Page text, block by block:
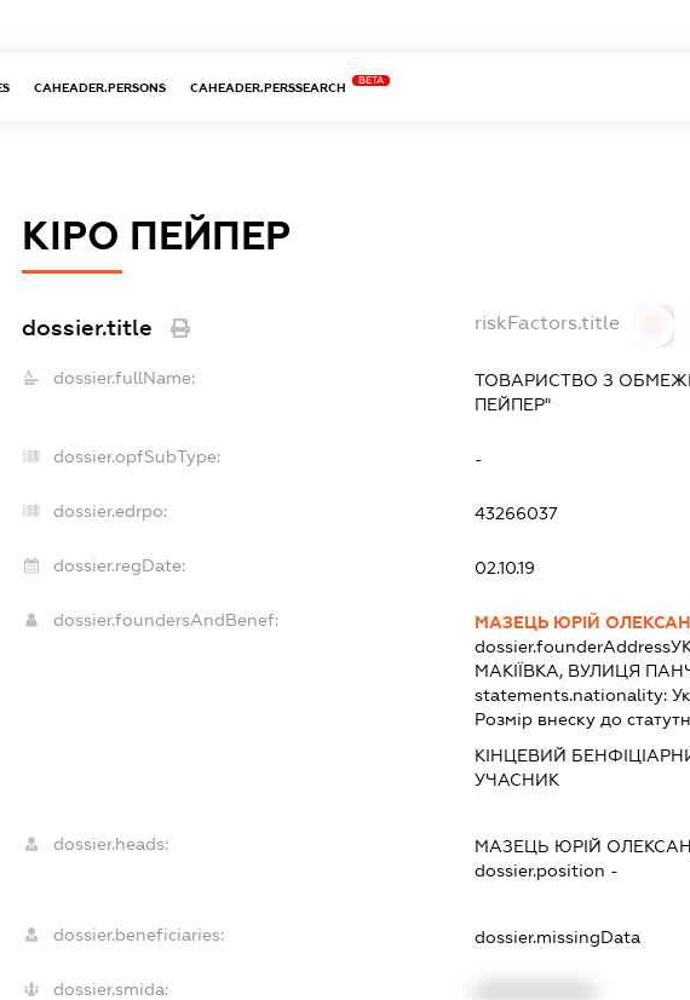
CAHEADER.PERSONS CAHEADER.PERSSEARCH
BETA
КІРО ПЕЙПЕР
dossier.title riskFactors.title
dossier.fullName:
ТОВАРИСТВО З
ПЕЙПЕР"
dossier.opfSubType: -
dossier.edrpo: 43266037
dossier.regDate: 02.10.19
dossier.foundersAndBenef:
МАЗЕЦЬ ЮРІЙ
dossier.founderAddress
МАКІЇВКА, ВУЛИЦЯ
statements.nationality:
Розмір внеску до
КІНЦЕВИЙ
УЧАСНИК
dossier.heads: МАЗЕЦЬ ЮРІЙ
dossier.position -
dossier.beneficiaries: dossier.missingData
dossier.smida: